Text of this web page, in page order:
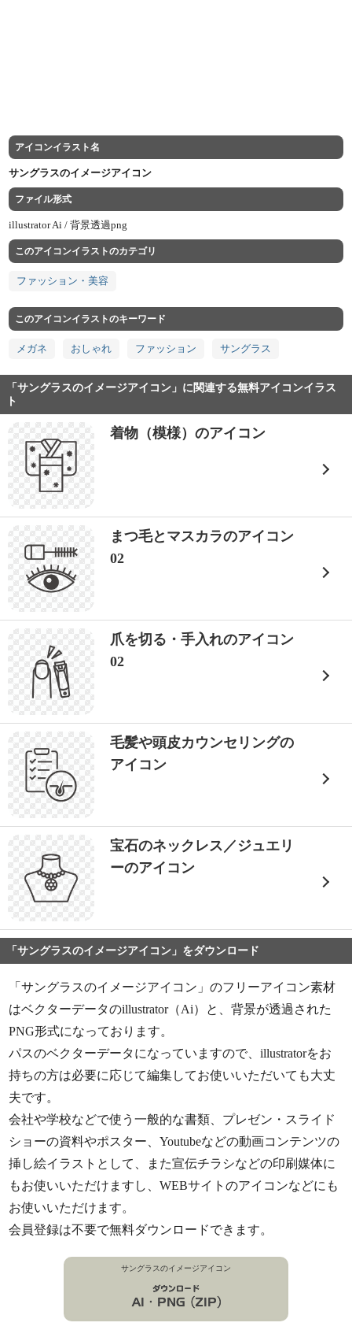
アイコンイラスト名
サングラスのイメージアイコン
ファイル形式
illustrator Ai /背景透過png
このアイコンイラストのカテゴリ
ファッション・美容
このアイコンイラストのキーワード
メガネ おしゃれ ファッション サングラス
「サングラスのイメージアイコン」に関連する無料アイコンイラス
ト
着物（模様）のアイコン
まつ毛とマスカラのアイコン
02
爪を切る・手入れのアイコン
02
毛髪や頭皮カウンセリングの
アイコン
宝石のネックレス／ジュエリ
ーのアイコン
「サングラスのイメージアイコン」をダウンロード
「サングラスのイメージアイコン」のフリーアイコン素材
はベクターデータのillustrator（Ai）と、背景が透過された
PNG形式になっております。
パスのベクターデータになっていますので、illustratorをお
持ちの方は必要に応じて編集してお使いいただいても大丈
夫です。
会社や学校などで使う一般的な書類、プレゼン・スライド
ショーの資料やポスター、Youtubeなどの動画コンテンツの
挿し絵イラストとして、また宣伝チラシなどの印刷媒体に
もお使いいただけますし、WEBサイトのアイコンなどにも
お使いいただけます。
会員登録は不要で無料ダウンロードできます。
サングラスのイメージアイコン